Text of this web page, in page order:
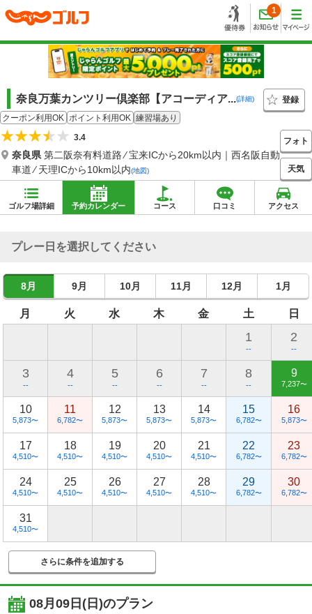
1
奈良万葉カンツリー倶楽部【アコーディア...(詳細)
登録
クーポン利用OK ポイント利用OK 練習場あり
3.4
奈良県第二阪奈有料道路 ⁄ 宝来ICから20km以内｜西名阪自動
車道 ⁄ 天理ICから10km以内(地図)
フォト
天気
ゴルフ場詳細 予約カレンダー コース 口コミ アクセス
プレー日を選択してください
8月 9月 10月 11月 12月 1月
月 火 水 木 金 土 日
1
--
2
--
3
--
4
--
5
--
6
--
7
--
8
--
9
7,237〜
10
5,873〜
11
6,782〜
12
5,873〜
13
5,873〜
14
5,873〜
15
6,782〜
16
5,873〜
17
4,510〜
18
4,510〜
19
4,510〜
20
4,510〜
21
4,510〜
22
6,782〜
23
6,782〜
24
4,510〜
25
4,510〜
26
4,510〜
27
4,510〜
28
4,510〜
29
6,782〜
30
6,782〜
31
4,510〜
さらに条件を追加する
08月09日(日)のプラン